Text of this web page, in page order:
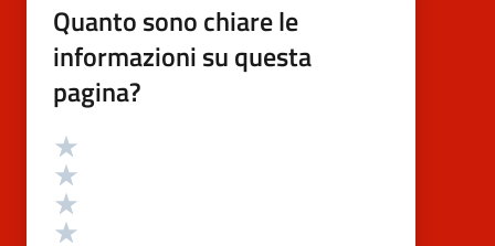
Quanto sono chiare le
informazioni su questa
pagina?
Valutazione